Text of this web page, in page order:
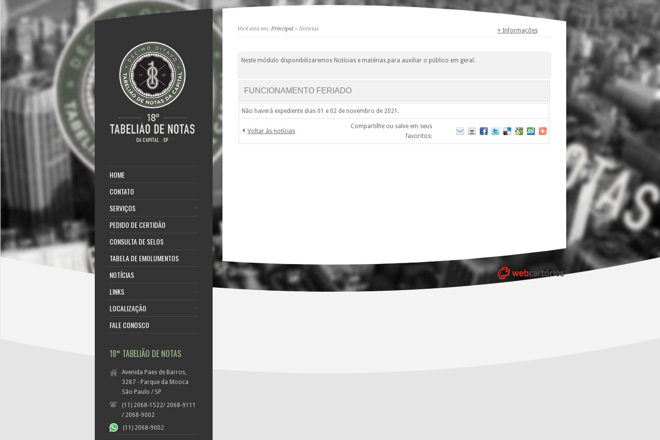
HOME
CONTATO
SERVIÇOS
PEDIDO DE CERTIDÃO
CONSULTA DE SELOS
TABELA DE EMOLUMENTOS
NOTÍCIAS
LINKS
LOCALIZAÇÃO
FALE CONOSCO
18° TABELIÃO DE NOTAS
Avenida Paes de Barros,
3287 - Parque da Mooca
São Paulo / SP
(11) 2068-1522/ 2068-9111
/ 2068-9002
(11) 2068-9002
Você está em: Principal» Notícias + Informações
Neste módulo disponibilizaremos Notícias e matérias para auxiliar o público em geral.
FUNCIONAMENTO FERIADO
Não haverá expediente dias 01 e 02 de novembro de 2021.
Voltar às notícias
Compartilhe ou salve em seus
favoritos: